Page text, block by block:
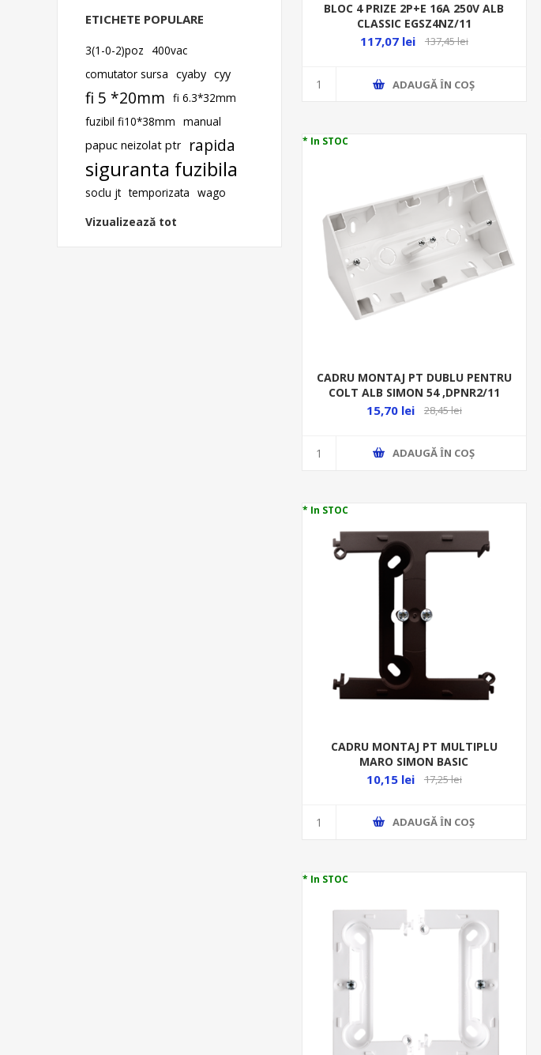
BLOC 4 PRIZE 2P+E 16A 250V ALB
CLASSIC EGSZ4NZ/11
117,07 lei 137,45 lei
ADAUGĂ ȊN COŞ
* In STOC
CADRU MONTAJ PT DUBLU PENTRU
COLT ALB SIMON 54 ,DPNR2/11
15,70 lei 28,45 lei
ADAUGĂ ȊN COŞ
* In STOC
CADRU MONTAJ PT MULTIPLU
MARO SIMON BASIC
STANDARD,NEOS,CLASSIC PSH/47
10,15 lei 17,25 lei
ADAUGĂ ȊN COŞ
* In STOC
ETICHETE POPULARE
3(1-0-2)poz
400vac
comutator sursa cyaby cyy
fi 5 *20mm fi 6.3*32mm
fuzibil fi10*38mm manual
papuc neizolat ptr
rapida
siguranta fuzibila
soclu jt temporizata wago
Vizualizează tot